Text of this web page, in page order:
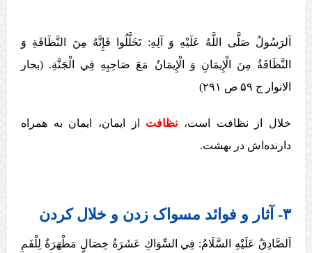
اَلرَسُولُ صَلَّی اللَّهُ عَلَيْهِ وَ آلِهِ:‏‏ تَخَلَّلُوا فَإِنَّهُ مِنَ النَّظَافَةِ وَ
النَّظَافَةُ مِنَ الْإِيمَانِ وَ الْإِيمَانُ مَعَ صَاحِبِهِ فِي الْجَنَّةِ. (بحار
الانوار ج ۵۹ ص ۲۹۱)
خلال از نظافت است، نظافت
از ايمان، ايمان به همراه
دارنده‌‏اش در بهشت.
۳- آثار و فوائد مسواک زدن و خلال کردن
اَلصَّادِقُ عَلَيْهِ السَّلَامُ: فِي السِّوَاكِ عَشَرَةُ خِصَالٍ مَطْهَرَةٌ لِلْفَمِ